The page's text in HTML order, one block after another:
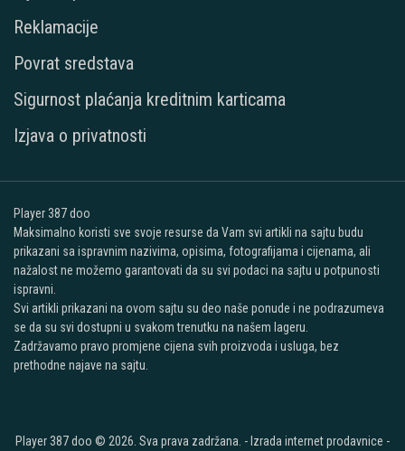
Reklamacije
Povrat sredstava
Sigurnost plaćanja kreditnim karticama
Izjava o privatnosti
Player 387 doo
Maksimalno koristi sve svoje resurse da Vam svi artikli na sajtu budu
prikazani sa ispravnim nazivima, opisima, fotografijama i cijenama, ali
nažalost ne možemo garantovati da su svi podaci na sajtu u potpunosti
ispravni.
Svi artikli prikazani na ovom sajtu su deo naše ponude i ne podrazumeva
se da su svi dostupni u svakom trenutku na našem lageru.
Zadržavamo pravo promjene cijena svih proizvoda i usluga, bez
prethodne najave na sajtu.
Player 387 doo © 2026. Sva prava zadržana. - Izrada internet prodavnice -